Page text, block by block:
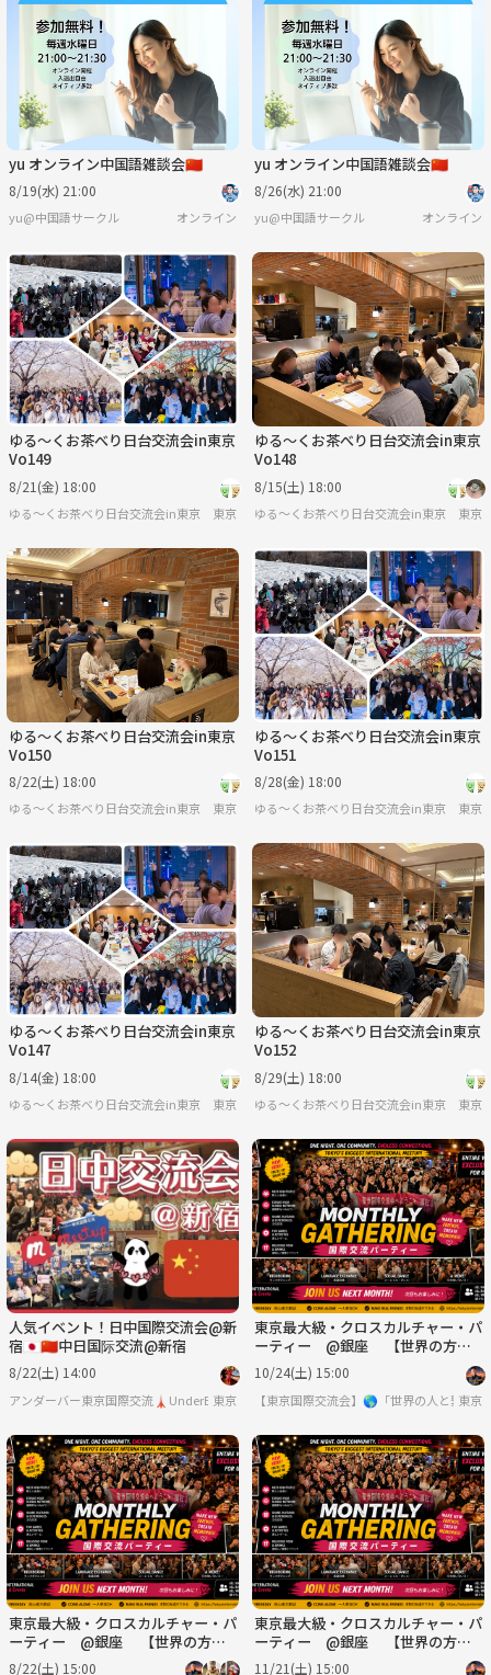
yu オンライン中国語雑談会🇨🇳
8/19(水) 21:00
yu@中国語サークル オンライン
yu オンライン中国語雑談会🇨🇳
8/26(水) 21:00
yu@中国語サークル オンライン
ゆる〜くお茶べり日台交流会in東京
Vo149
8/21(金) 18:00
ゆる〜くお茶べり日台交流会in東京 東京
ゆる〜くお茶べり日台交流会in東京
Vo148
8/15(土) 18:00
ゆる〜くお茶べり日台交流会in東京 東京
ゆる〜くお茶べり日台交流会in東京
Vo150
8/22(土) 18:00
ゆる〜くお茶べり日台交流会in東京 東京
ゆる〜くお茶べり日台交流会in東京
Vo151
8/28(金) 18:00
ゆる〜くお茶べり日台交流会in東京 東京
ゆる〜くお茶べり日台交流会in東京
Vo147
8/14(金) 18:00
ゆる〜くお茶べり日台交流会in東京 東京
ゆる〜くお茶べり日台交流会in東京
Vo152
8/29(土) 18:00
ゆる〜くお茶べり日台交流会in東京 東京
人気イベント！日中国際交流会@新
宿🇯🇵🇨🇳中日国际交流@新宿
8/22(土) 14:00
アンダーバー東京国際交流🗼UnderBar TOKYO PARTY
東京
東京最大級・クロスカルチャー・パ
ーティー @銀座 【世界の方と
出会える場】※英語喋れなくてもO
K
10/24(土) 15:00
【東京国際交流会】🌎「世界の人と繋り
東京
東京最大級・クロスカルチャー・パ
ーティー @銀座 【世界の方と
出会える場】※英語喋れなくてもO
8/22(土) 15:00
東京最大級・クロスカルチャー・パ
ーティー @銀座 【世界の方と
出会える場】※英語喋れなくてもO
11/21(土) 15:00